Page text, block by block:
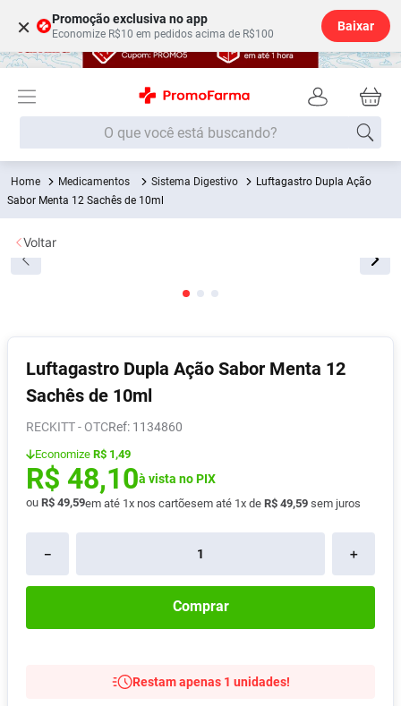
× Promoção exclusiva no app
Economize R$10 em pedidos acima de R$100
Baixar
O que você está buscando?
Medicamentos Sistema Digestivo
Luftagastro Dupla Ação
Sabor Menta 12 Sachês de 10ml
Luftagastro Dupla Ação Sabor Menta 12
Sachês de 10ml
RECKITT - OTC : 1134860
Economize R$ 1,49
R$ 48,10à vista no PIX
ou R$ 49,59em até 1x nos cartõesem até 1x de R$ 49,59 sem juros
＋
－
Comprar
Restam apenas 1 unidades!
Voltar
Termos mais buscados
1º Fralda
2
5º Fralda G
6º Desodorante
7º Shampoo
8º Absorvente
9º Pampers Confort Sec
10 º Lavitan